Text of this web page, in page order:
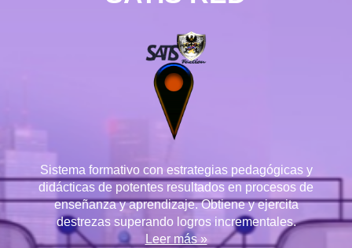
Sistema formativo con estrategias pedagógicas y
didácticas de potentes resultados en procesos de
enseñanza y aprendizaje. Obtiene y ejercita
destrezas superando logros incrementales.
Leer más »